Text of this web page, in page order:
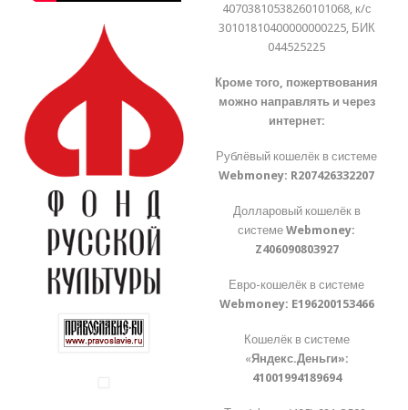
40703810538260101068, к/с
30101810400000000225, БИК
044525225
Кроме того, пожертвования
можно направлять и через
интернет:
Рублёвый кошелёк в системе
Webmoney: R207426332207
Долларовый кошелёк в
системеWebmoney:
Z406090803927
Евро-кошелёк в системе
Webmoney: E196200153466
Кошелёк в системе
«Яндекс.Деньги»:
41001994189694